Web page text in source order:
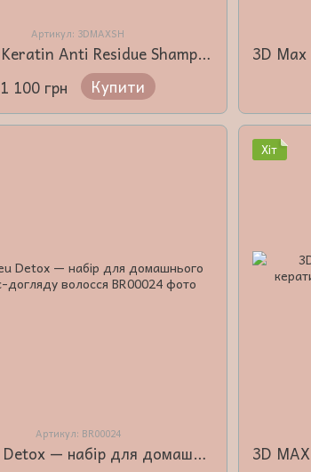
Артикул: 3DMAXSH
3D Max Keratin Anti Residue Shampoo — шампунь глибокого очищення 500 мл
1 100 грн
Купити
Артикул: BR00024
Cadiveu Detox — набір для домашнього детокс-догляду волосся
Хіт